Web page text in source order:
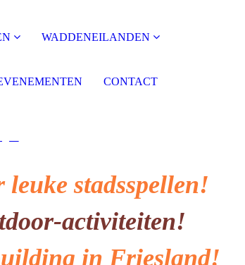
WADDENEILANDEN
CONTACT
leuke stadsspellen!
activiteiten!
in Friesland!